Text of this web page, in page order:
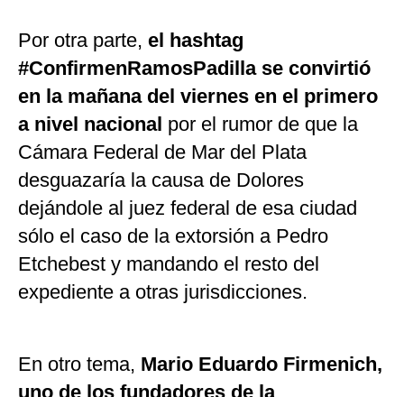
Por otra parte, el hashtag
#ConfirmenRamosPadilla se convirtió
en la mañana del viernes en el primero
a nivel nacional por el rumor de que la
Cámara Federal de Mar del Plata
desguazaría la causa de Dolores
dejándole al juez federal de esa ciudad
sólo el caso de la extorsión a Pedro
Etchebest y mandando el resto del
expediente a otras jurisdicciones.
En otro tema, Mario Eduardo Firmenich,
uno de los fundadores de la